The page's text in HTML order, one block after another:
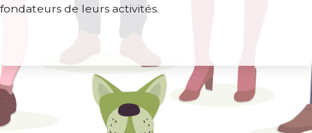
fondateurs de leurs activités.